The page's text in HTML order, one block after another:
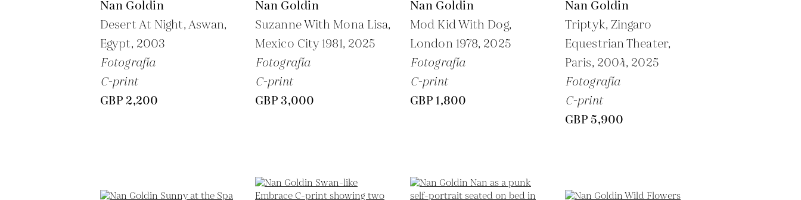
Nan Goldin
Desert At Night, Aswan,
Egypt, 2003
Fotografía
C-print
GBP 2,200
Nan Goldin
Suzanne With Mona Lisa,
Mexico City 1981, 2025
Fotografía
C-print
GBP 3,000
Nan Goldin
Mod Kid With Dog,
London 1978, 2025
Fotografía
C-print
GBP 1,800
Nan Goldin
Triptyk, Zingaro
Equestrian Theater,
Paris, 2004, 2025
Fotografía
C-print
GBP 5,900